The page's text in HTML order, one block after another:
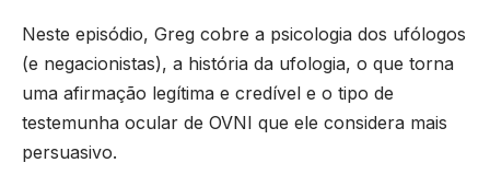
Neste episódio, Greg cobre a psicologia dos ufólogos
(e negacionistas), a história da ufologia, o que torna
uma afirmação legítima e credível e o tipo de
testemunha ocular de OVNI que ele considera mais
persuasivo.